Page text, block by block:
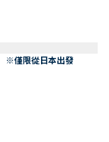
※僅限從日本出發